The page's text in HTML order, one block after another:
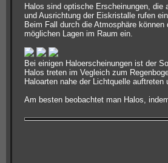
Halos sind optische Erscheinungen,
und Ausrichtung der Eiskristalle rufen
Beim Fall durch die Atmosphäre
möglichen Lagen im Raum ein.
Bei einigen Haloerscheinungen ist der
Halos treten im Vegleich zum
Haloarten nahe der Lichtquelle
Am besten beobachtet man Halos,